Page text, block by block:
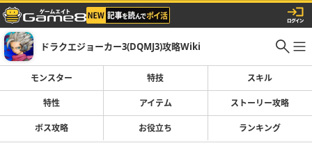
ドラクエジョーカー3(DQMJ3)攻略Wiki
モンスター 特技 スキル
特性 アイテム ストーリー攻略
ボス攻略 お役立ち ランキング